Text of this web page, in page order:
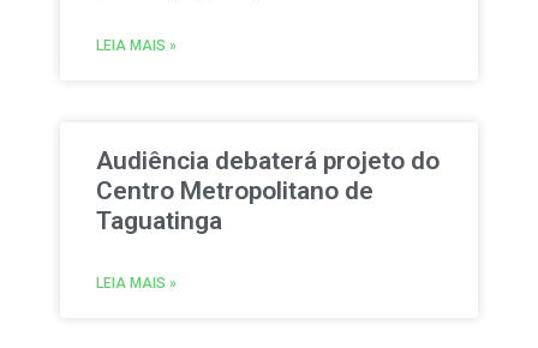
LEIA MAIS »
Audiência debaterá projeto do
Centro Metropolitano de
Taguatinga
LEIA MAIS »